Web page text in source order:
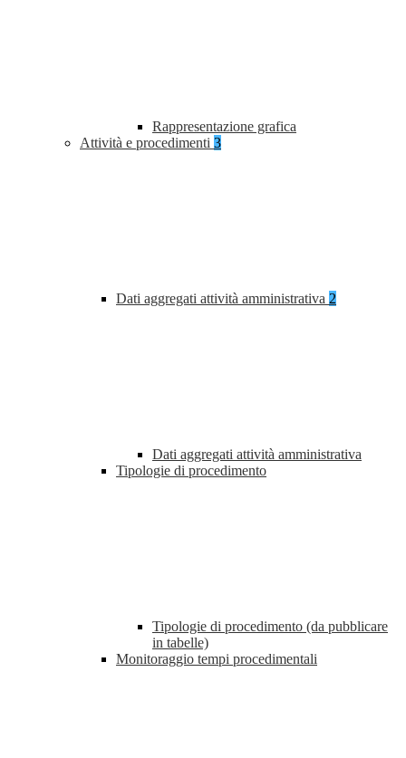
Rappresentazione grafica
Attività e procedimenti 3
Dati aggregati attività amministrativa 2
Dati aggregati attività amministrativa
Tipologie di procedimento
Tipologie di procedimento (da pubblicare
in tabelle)
Monitoraggio tempi procedimentali